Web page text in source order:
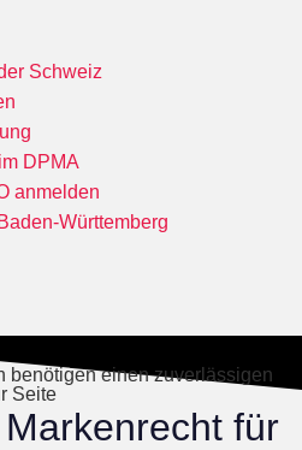
Schweiz
DPMA
anmelden
Württemberg
benötigen einen zuverlässigen
Seite
für